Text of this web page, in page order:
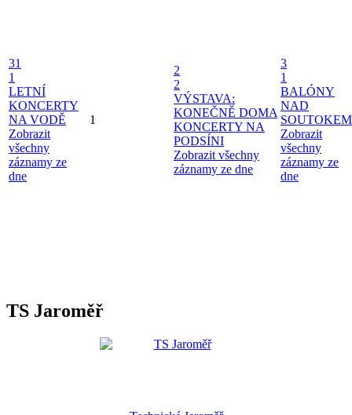
31
1
LETNÍ
KONCERTY
NA VODĚ
Zobrazit
všechny
záznamy ze
dne
1
2
2
VÝSTAVA:
KONEČNĚ DOMA
KONCERTY NA
PODSÍNI
Zobrazit všechny
záznamy ze dne
3
1
BALÓNY
NAD
SOUTOKEM
Zobrazit
všechny
záznamy ze
dne
TS Jaroměř